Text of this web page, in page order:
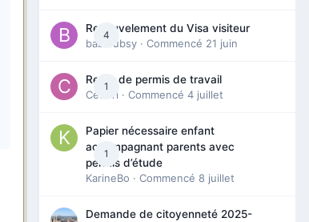
4
Renouvelement du Visa visiteur
babibubsy · Commencé 21 juin
1
Refus de permis de travail
Cedbri · Commencé 4 juillet
1
Papier nécessaire enfant
accompagnant parents avec
permis d’étude
KarineBo · Commencé 8 juillet
Demande de citoyenneté 2025-